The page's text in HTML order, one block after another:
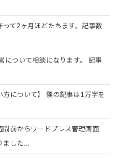
って2ヶ月ほどたちます。記事数
について相談になります。 記事
方について】 僕の記事は1万字を
間前からワードプレス管理画面
ました…